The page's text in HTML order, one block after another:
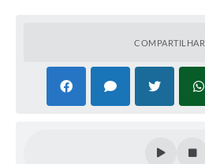
COMPARTILHAR